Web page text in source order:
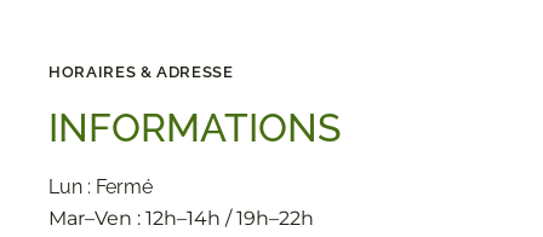
HORAIRES & ADRESSE
INFORMATIONS
Lun : Fermé
Mar–Ven : 12h–14h / 19h–22h